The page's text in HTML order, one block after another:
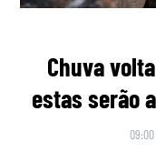
Chuva
estas serão